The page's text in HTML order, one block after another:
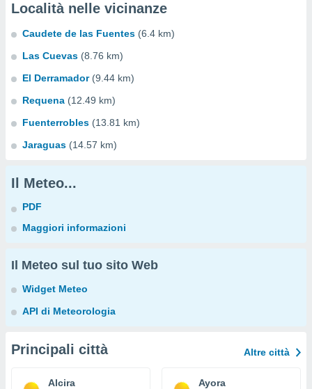
Località nelle vicinanze
Caudete de las Fuentes (6.4 km)
Las Cuevas (8.76 km)
El Derramador (9.44 km)
Requena (12.49 km)
Fuenterrobles (13.81 km)
Jaraguas (14.57 km)
Il Meteo...
PDF
Maggiori informazioni
Il Meteo sul tuo sito Web
Widget Meteo
API di Meteorologia
Principali città Altre città
Alcira Ayora